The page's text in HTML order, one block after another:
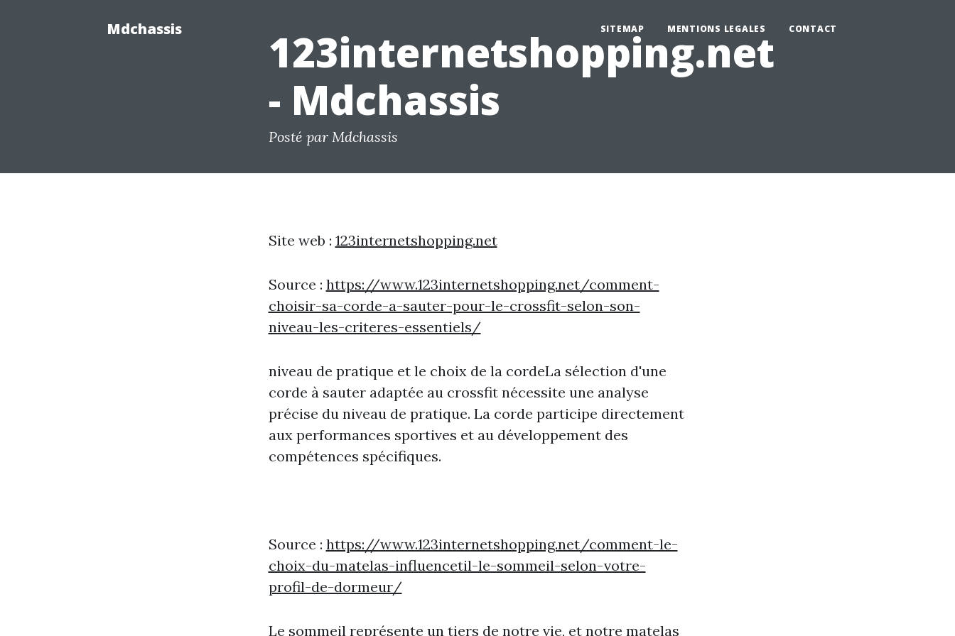
Mdchassis SITEMAP MENTIONS LEGALES CONTACT
123internetshopping.net
- Mdchassis
Posté par Mdchassis
Site web : 123internetshopping.net
Source : https://www.123internetshopping.net/comment-
choisir-sa-corde-a-sauter-pour-le-crossfit-selon-son-
niveau-les-criteres-essentiels/
niveau de pratique et le choix de la cordeLa sélection d'une
corde à sauter adaptée au crossfit nécessite une analyse
précise du niveau de pratique. La corde participe directement
aux performances sportives et au développement des
compétences spécifiques.
Source : https://www.123internetshopping.net/comment-le-
choix-du-matelas-influencetil-le-sommeil-selon-votre-
profil-de-dormeur/
Le sommeil représente un tiers de notre vie, et notre matelas